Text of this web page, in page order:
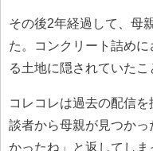
その後2年経過して、母
た。コンクリート詰め
る土地に隠されていたこ
コレコレは過去の配信
談者から母親が見つか
かったね」と返してし